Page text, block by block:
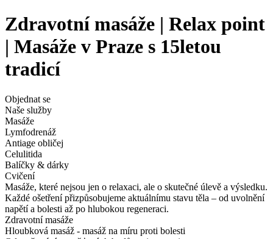
Zdravotní masáže | Relax point
| Masáže v Praze s 15letou
tradicí
Objednat se
Naše služby
Masáže
Lymfodrenáž
Antiage obličej
Celulitida
Balíčky & dárky
Cvičení
Masáže, které nejsou jen o relaxaci, ale o skutečné úlevě a výsledku.
Každé ošetření přizpůsobujeme aktuálnímu stavu těla – od uvolnění
napětí a bolesti až po hlubokou regeneraci.
Zdravotní masáže
Hloubková masáž - masáž na míru proti bolesti